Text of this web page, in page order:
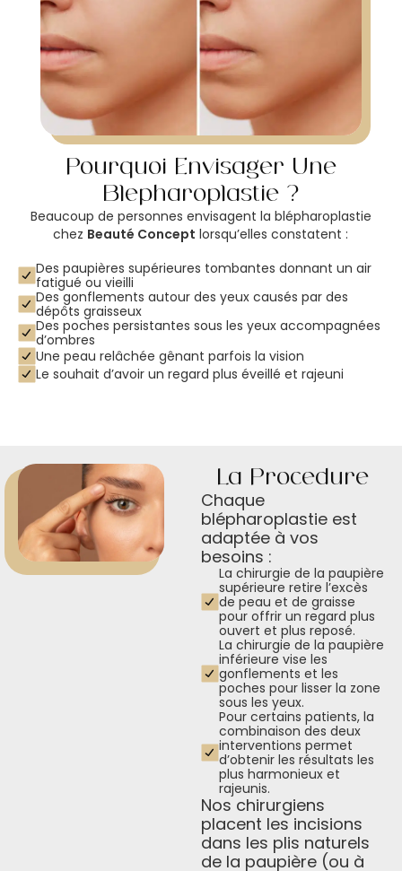
Pourquoi Envisager Une
Blépharoplastie ?
Beaucoup de personnes envisagent la blépharoplastie
chez Beauté Concept lorsqu’elles constatent :
Des paupières supérieures tombantes donnant un air
fatigué ou vieilli
Des gonflements autour des yeux causés par des
dépôts graisseux
Des poches persistantes sous les yeux accompagnées
d’ombres
Une peau relâchée gênant parfois la vision
Le souhait d’avoir un regard plus éveillé et rajeuni
La Procédure
Chaque
blépharoplastie est
adaptée à vos
besoins :
La chirurgie de la paupière
supérieure retire l’excès
de peau et de graisse
pour offrir un regard plus
ouvert et plus reposé.
La chirurgie de la paupière
inférieure vise les
gonflements et les
poches pour lisser la zone
sous les yeux.
Pour certains patients, la
combinaison des deux
interventions permet
d’obtenir les résultats les
plus harmonieux et
rajeunis.
Nos chirurgiens
placent les incisions
dans les plis naturels
de la paupière (ou à